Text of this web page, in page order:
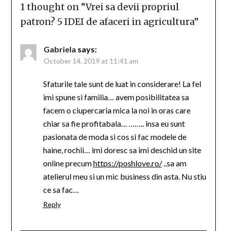
1 thought on “Vrei sa devii propriul
patron? 5 IDEI de afaceri in agricultura”
Gabriela says:
October 14, 2019 at 11:41 am
Sfaturile tale sunt de luat in considerare! La fel
imi spune si familia… avem posibilitatea sa
facem o ciupercaria mica la noi in oras care
chiar sa fie profitabala… …….. insa eu sunt
pasionata de moda si cos si fac modele de
haine, rochii… imi doresc sa imi deschid un site
online precumhttps://poshlove.ro/..sa am
atelierul meu si un mic business din asta. Nu stiu
ce sa fac…
Reply